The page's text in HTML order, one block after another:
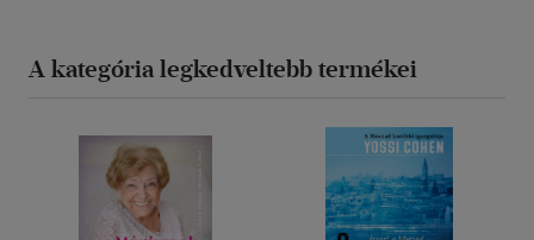
A kategória legkedveltebb termékei